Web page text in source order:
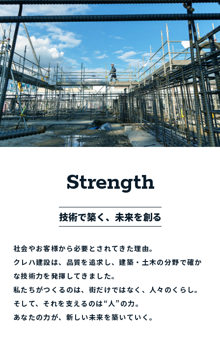
Strength
技術で築く、未来を創る
社会やお客様から必要とされてきた理由。
クレハ建設は、品質を追求し、建築・土木の分野で確か
な技術力を発揮してきました。
私たちがつくるのは、街だけではなく、人々のくらし。
そして、それを支えるのは“人”の力。
あなたの力が、新しい未来を築いていく。